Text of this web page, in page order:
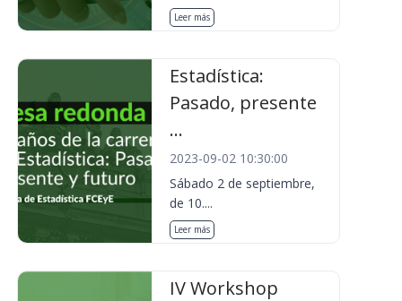
Leer más
Estadística:
Pasado, presente
...
2023-09-02 10:30:00
Sábado 2 de septiembre,
de 10....
Leer más
IV Workshop